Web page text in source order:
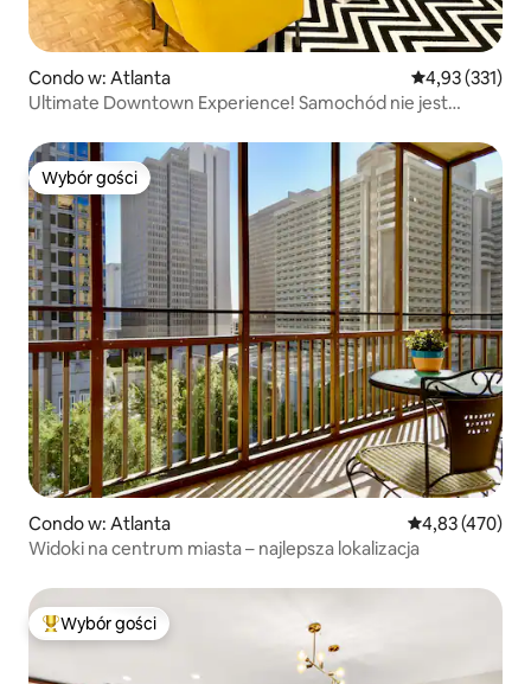
Condo w: Atlanta Średnia
4,93 (331)
Ultimate Downtown Experience! Samochód nie jest
Wybór gości
Wybór gości
Condo w: Atlanta Średnia
4,83 (470)
Widoki na centrum miasta – najlepsza lokalizacja
Najpopularniejsze z kategorii Wybór gości
Wybór gości